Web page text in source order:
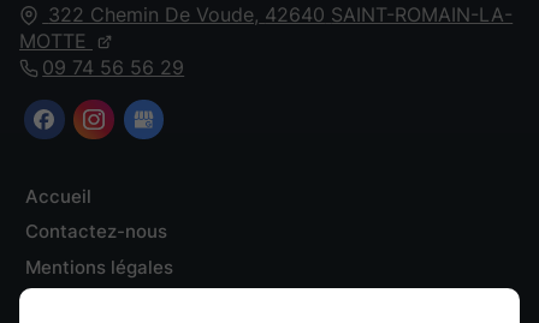
322 Chemin De Voude, 42640 SAINT-ROMAIN-LA-
MOTTE
09 74 56 56 29
Accueil
Contactez-nous
Mentions légales